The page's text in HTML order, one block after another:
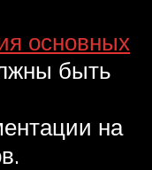
основных
быть
на